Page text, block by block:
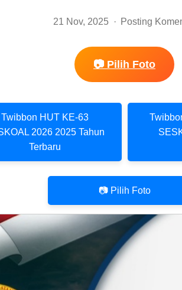
21 Nov, 2025 Posting
📷 Pilih Foto
Twibbon HUT KE-63
2026 2025 Tahun
Terbaru
📷 Pilih Foto